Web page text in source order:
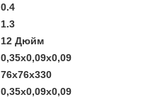
0.4
1.3
12 Дюйм
0,35x0,09x0,09
76x76x330
0,35x0,09x0,09